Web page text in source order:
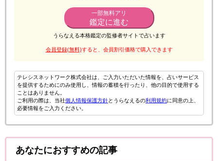
一部無料アリ
鑑定に進む
うらなえる本格鑑定の監修者サイトで占います
会員登録(無料)すると、会員割引価格で購入できます
テレシスネットワーク株式会社は、ご入力いただいた情報を、占いサービス
を提供するためにのみ使用し、情報の蓄積を行ったり、他の目的で使用する
ことはありません。
ご利用の際は、当社個人情報保護方針とうらなえるの利用規約に同意の上、
必要情報をご入力ください。
あなたにおすすめの記事